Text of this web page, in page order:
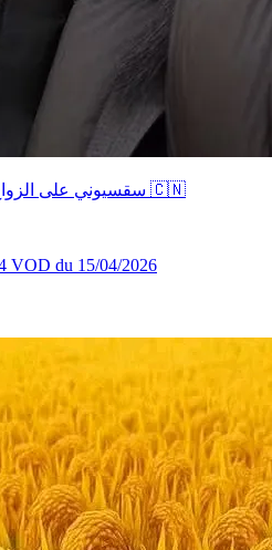
whereisemma09 - سقسيوني على الزواج في الصين 🇨🇳